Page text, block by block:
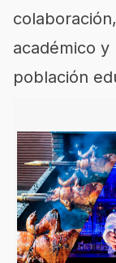
académico y
población